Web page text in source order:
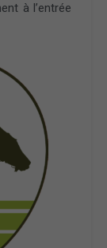
à l’entrée